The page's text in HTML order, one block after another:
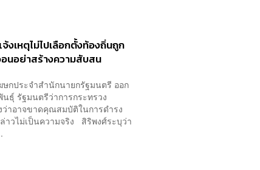
งเหตุไม่ไปเลือกตั้งท้องถิ่นถูก
นอย่าสร้างความสับสน
กประจำสำนักนายกรัฐมนตรี ออก
ธุ์ รัฐมนตรีว่าการกระทรวง
าอาจขาดคุณสมบัติในการดำรง
าวไม่เป็นความจริง สิริพงศ์ระบุว่า